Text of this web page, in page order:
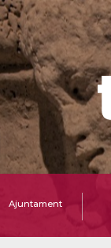
Ajuntament